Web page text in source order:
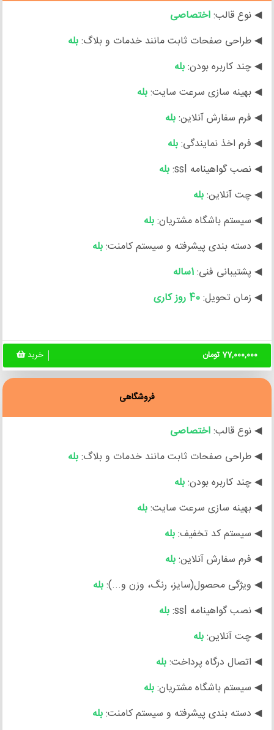
◀ نوع قالب:اختصاصی
◀ طراحی صفحات ثابت مانند خدمات و بلاگ:بله
◀ چند کاربره بودن:بله
◀ بهینه سازی سرعت سایت:بله
◀ فرم سفارش آنلاین:بله
◀ فرم اخذ نمایندگی:بله
◀ نصب گواهینامه ssl:
بله
◀ چت آنلاین:بله
◀ سیستم باشگاه مشتریان:بله
◀ دسته بندی پیشرفته و سیستم کامنت:بله
◀ پشتیبانی فنی:1ساله
◀ زمان تحویل:40 روز کاری
77,000,000 تومان خرید
فروشگاهی
◀ نوع قالب:اختصاصی
◀ طراحی صفحات ثابت مانند خدمات و بلاگ:بله
◀ چند کاربره بودن:بله
◀ بهینه سازی سرعت سایت:بله
◀ سیستم کد تخفیف:بله
◀ فرم سفارش آنلاین:بله
◀ ویژگی محصول(سایز، رنگ، وزن و...):بله
◀ نصب گواهینامه ssl:
بله
◀ چت آنلاین:بله
◀ اتصال درگاه پرداخت:بله
◀ سیستم باشگاه مشتریان:بله
◀ دسته بندی پیشرفته و سیستم کامنت:بله